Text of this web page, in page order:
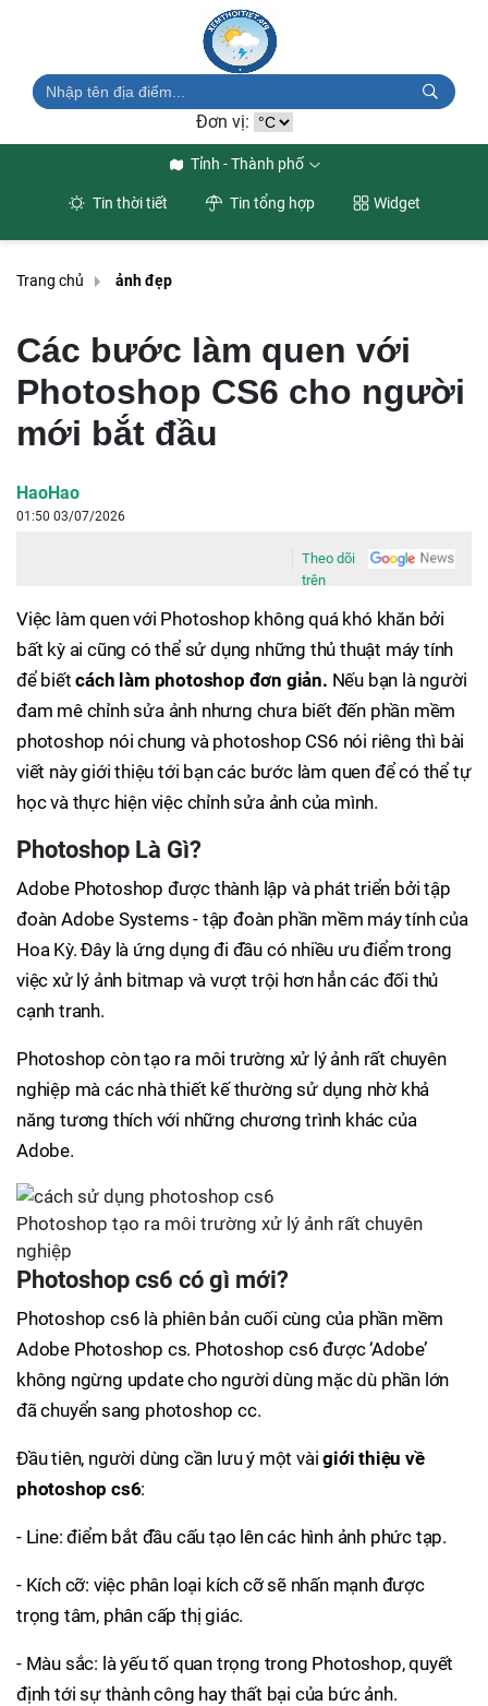
Đơn vị:
Tỉnh - Thành phố
Tin thời tiết Tin tổng hợp Widget
Trang chủ ảnh đẹp
Các bước làm quen với
Photoshop CS6 cho người
mới bắt đầu
HaoHao
01:50 03/07/2026
Theo dõi
trên
Việc làm quen với Photoshop không quá khó khăn bởi
bất kỳ ai cũng có thể sử dụng những thủ thuật máy tính
để biết cách làm photoshop đơn giản. Nếu bạn là người
đam mê chỉnh sửa ảnh nhưng chưa biết đến phần mềm
photoshop nói chung và photoshop CS6 nói riêng thì bài
viết này giới thiệu tới bạn các bước làm quen để có thể tự
học và thực hiện việc chỉnh sửa ảnh của mình.
Photoshop Là Gì?
Adobe Photoshop được thành lập và phát triển bởi tập
đoàn Adobe Systems - tập đoàn phần mềm máy tính của
Hoa Kỳ. Đây là ứng dụng đi đầu có nhiều ưu điểm trong
việc xử lý ảnh bitmap và vượt trội hơn hẳn các đối thủ
cạnh tranh.
Photoshop còn tạo ra môi trường xử lý ảnh rất chuyên
nghiệp mà các nhà thiết kế thường sử dụng nhờ khả
năng tương thích với những chương trình khác của
Adobe.
Photoshop tạo ra môi trường xử lý ảnh rất chuyên
nghiệp
Photoshop cs6 có gì mới?
Photoshop cs6 là phiên bản cuối cùng của phần mềm
Adobe Photoshop cs. Photoshop cs6 được ‘Adobe’
không ngừng update cho người dùng mặc dù phần lớn
đã chuyển sang photoshop cc.
Đầu tiên, người dùng cần lưu ý một vàigiới thiệu về
photoshop cs6:
- Line: điểm bắt đầu cấu tạo lên các hình ảnh phức tạp.
- Kích cỡ: việc phân loại kích cỡ sẽ nhấn mạnh được
trọng tâm, phân cấp thị giác.
- Màu sắc: là yếu tố quan trọng trong Photoshop, quyết
định tới sự thành công hay thất bại của bức ảnh.